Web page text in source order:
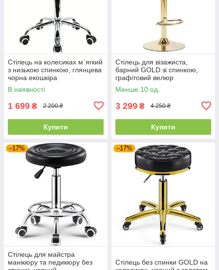
Стілець на колесиках м`ягкий
з низькою спинкою, глянцева
чорна екошкіра
В наявності
1 699 ₴ 2 200 ₴
Купити
Стілець для візажиста,
барний GOLD зі спинкою,
графітовий велюр
Менше 10 од.
3 299 ₴ 4 250 ₴
Купити
–17%
Стілець для майстра
манікюру та педикюру без
–17%
Стілець без спинки GOLD на